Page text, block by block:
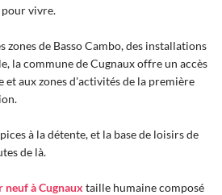
vivre.
de Basso Cambo, des installations
la commune de Cugnaux offre un accès
et aux zones d'activités de la première
à la détente, et la base de loisirs de
de là.
à Cugnaux taille humaine composé